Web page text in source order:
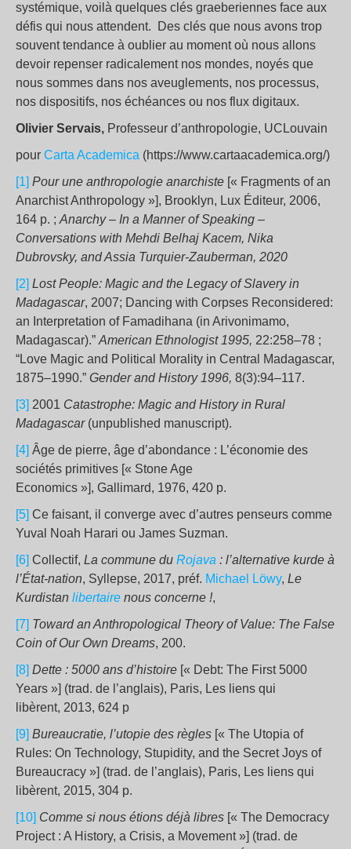
systémique, voilà quelques clés graeberiennes face aux
défis qui nous attendent. Des clés que nous avons trop
souvent tendance à oublier au moment où nous allons
devoir repenser radicalement nos mondes, noyés que
nous sommes dans nos aveuglements, nos processus,
nos dispositifs, nos échéances ou nos flux digitaux.
Olivier Servais, Professeur d’anthropologie, UCLouvain
pour Carta Academica (https://www.cartaacademica.org/)
[1] Pour une anthropologie anarchiste [« Fragments of an
Anarchist Anthropology »], Brooklyn, Lux Éditeur, 2006,
164 p. ; Anarchy – In a Manner of Speaking –
Conversations with Mehdi Belhaj Kacem, Nika
Dubrovsky, and Assia Turquier-Zauberman, 2020
[2] Lost People: Magic and the Legacy of Slavery in
Madagascar, 2007; Dancing with Corpses Reconsidered:
an Interpretation of Famadihana (in Arivonimamo,
Madagascar).” American Ethnologist 1995, 22:258–78 ;
“Love Magic and Political Morality in Central Madagascar,
1875–1990.” Gender and History 1996, 8(3):94–117.
[3] 2001 Catastrophe: Magic and History in Rural
Madagascar (unpublished manuscript).
[4] Âge de pierre, âge d’abondance : L’économie des
sociétés primitives [« Stone Age
Economics »], Gallimard, 1976, 420 p.
[5] Ce faisant, il converge avec d’autres penseurs comme
Yuval Noah Harari ou James Suzman.
[6] Collectif, La commune du Rojava : l’alternative kurde à
l’État-nation, Syllepse, 2017, préf. Michael Löwy, Le
Kurdistan libertaire nous concerne !,
[7] Toward an Anthropological Theory of Value: The False
Coin of Our Own Dreams, 200.
[8] Dette : 5000 ans d’histoire [« Debt: The First 5000
Years »] (trad. de l’anglais), Paris, Les liens qui
libèrent, 2013, 624 p
[9] Bureaucratie, l’utopie des règles [« The Utopia of
Rules: On Technology, Stupidity, and the Secret Joys of
Bureaucracy »] (trad. de l’anglais), Paris, Les liens qui
libèrent, 2015, 304 p.
[10] Comme si nous étions déjà libres [« The Democracy
Project : A History, a Crisis, a Movement »] (trad. de